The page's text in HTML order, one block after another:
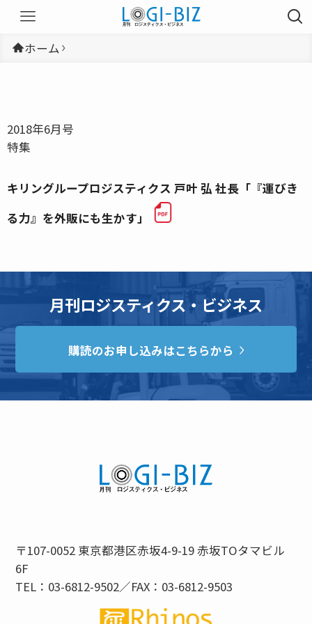
ホーム
2018年6月号
特集
キリングループロジスティクス 戸叶 弘 社長「『運びき
る力』を外販にも生かす」
月刊ロジスティクス・ビジネス
購読のお申し込みはこちらから
〒107-0052 東京都港区赤坂4-9-19 赤坂TOタマビル
6F
TEL：03-6812-9502／FAX：03-6812-9503